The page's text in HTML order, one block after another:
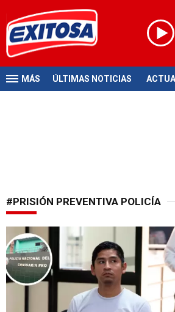
MÁS ÚLTIMAS NOTICIAS
#PRISIÓN PREVENTIVA POLICÍA
Abuso de autoridad